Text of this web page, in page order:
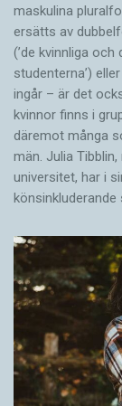
maskulina
ersätts av
(’de kvinnliga
studenterna’)
ingår – är det
kvinnor finns i
där­emot många
män. Julia
universitet, har i
könsinkluderande